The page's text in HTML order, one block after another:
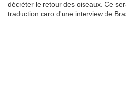
décréter le retour des oiseaux. Ce
traduction caro d'une interview de